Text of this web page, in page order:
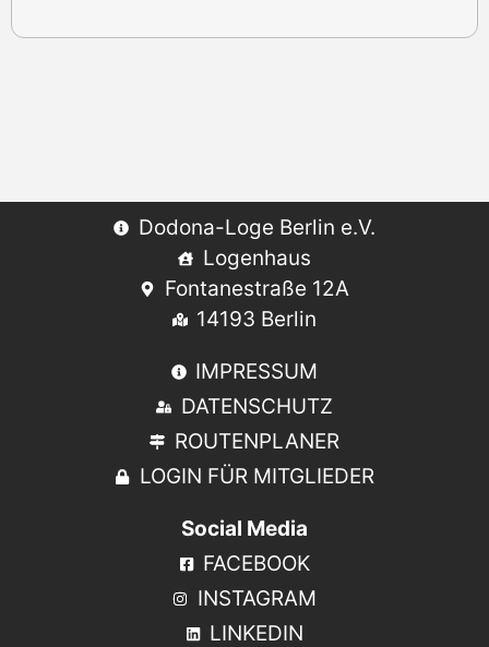
Dodona-Loge Berlin e.V.
Logenhaus
Fontanestraße 12A
14193 Berlin
IMPRESSUM
DATENSCHUTZ
ROUTENPLANER
LOGIN FÜR MITGLIEDER
Social Media
FACEBOOK
INSTAGRAM
LINKEDIN